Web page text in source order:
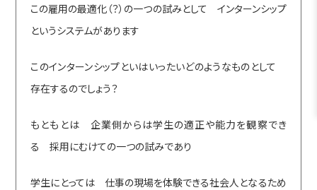
この雇用の最適化（？）の一つの試みとして インターンシップ
というシステムがあります
このインターンシップといはいったいどのようなものとして
存在するのでしょう？
もともとは 企業側からは学生の適正や能力を観察でき
る 採用にむけての一つの試みであり
学生にとっては 仕事の現場を体験できる社会人となるため